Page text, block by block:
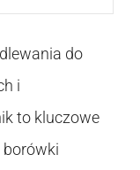
do
i
to kluczowe
borówki